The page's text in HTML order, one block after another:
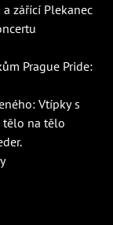
zářící Plekanec
Prague Pride:
Vtípky s
tělo na tělo